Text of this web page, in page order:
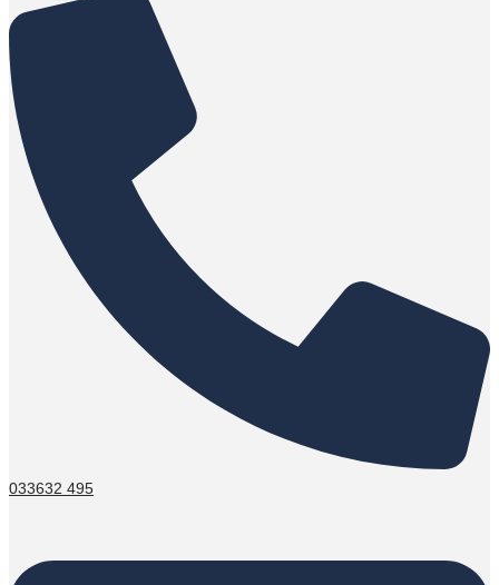
033632 495